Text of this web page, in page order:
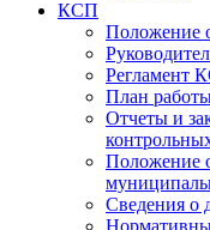
КСП
Положение
Регламент
План
Отчеты и
Положение
Сведения о